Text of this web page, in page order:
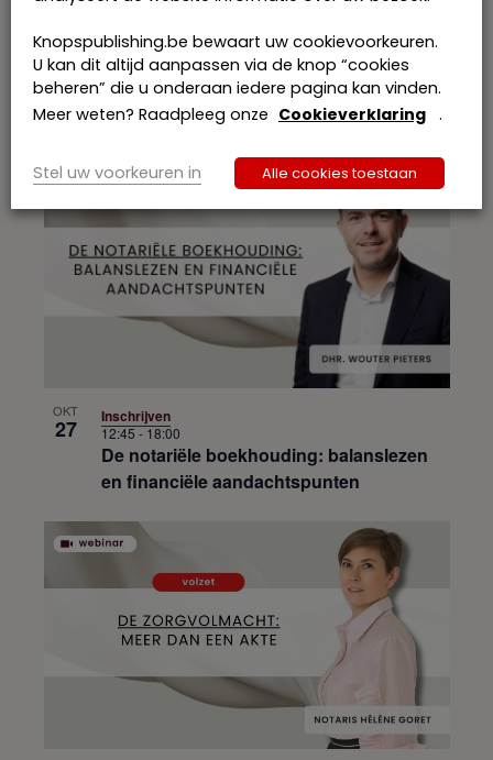
OKT
21
Het hervormd erfrecht: casussen voor de
notariële praktijk (webinar)
13:00- 17:00
Inschrijven
OKT
27
De notariële boekhouding: balanslezen
en financiële aandachtspunten
12:45-18:00
Inschrijven
Knopspublishing.be bewaart uw cookievoorkeuren.
U kan dit altijd aanpassen via de knop “cookies
beheren” die u onderaan iedere pagina kan vinden.
Meer weten? Raadpleeg onze Cookieverklaring .
Stel uw voorkeuren in Alle cookies toestaan